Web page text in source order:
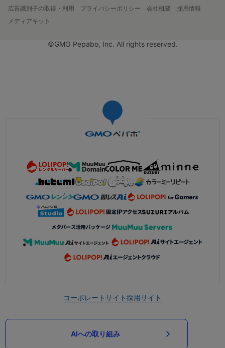
広告識別子の取得・利用
プライバシーポリシー 会社概要
採用情報
メディアキット
©GMO Pepabo, Inc. All rights reserved.
コーポレートサイト採用サイト
AIへの取り組み